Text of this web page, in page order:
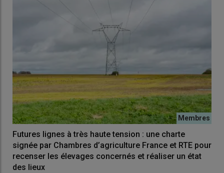
Futures lignes à très haute tension : une charte
signée par Chambres d’agriculture France et RTE pour
recenser les élevages concernés et réaliser un état
des lieux